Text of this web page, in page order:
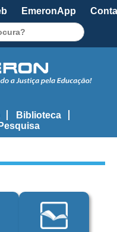
EmeronApp
Biblioteca